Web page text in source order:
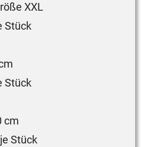
XXL
Stück
Stück
cm
Stück